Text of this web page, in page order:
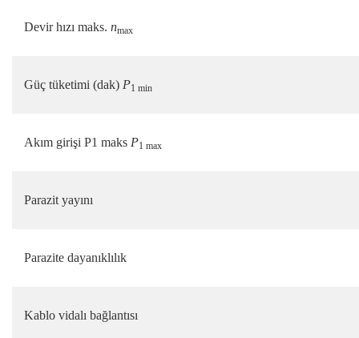
Devir hızı maks. nmax
Güç tüketimi (dak) P1 min
Akım girişi P1 maks P1 max
Parazit yayını
Parazite dayanıklılık
Kablo vidalı bağlantısı